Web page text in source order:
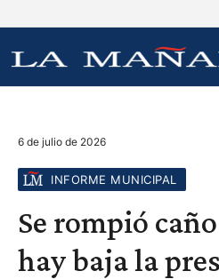
6 de julio de 2026
INFORME MUNICIPAL
Se rompió
hay baja la